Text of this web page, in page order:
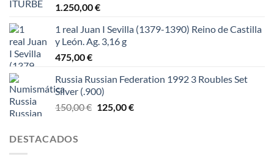
1.250,00€
1 real Juan I Sevilla (1379-1390) Reino de Castilla
y León. Ag. 3,16 g
475,00€
Russia Russian Federation 1992 3 Roubles Set
Silver (.900)
150,00€ El
125,00€El
DESTACADOS